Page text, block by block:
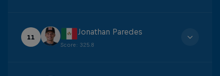
11
Jonathan Paredes
Score: 325.8